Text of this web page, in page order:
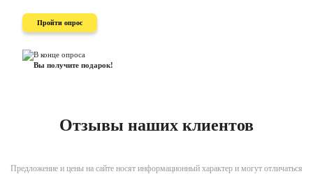
Пройти опрос
В конце опроса
Вы получите подарок!
Отзывы наших клиентов
Предложение и цены на сайте носят информационный характер и могут отличаться